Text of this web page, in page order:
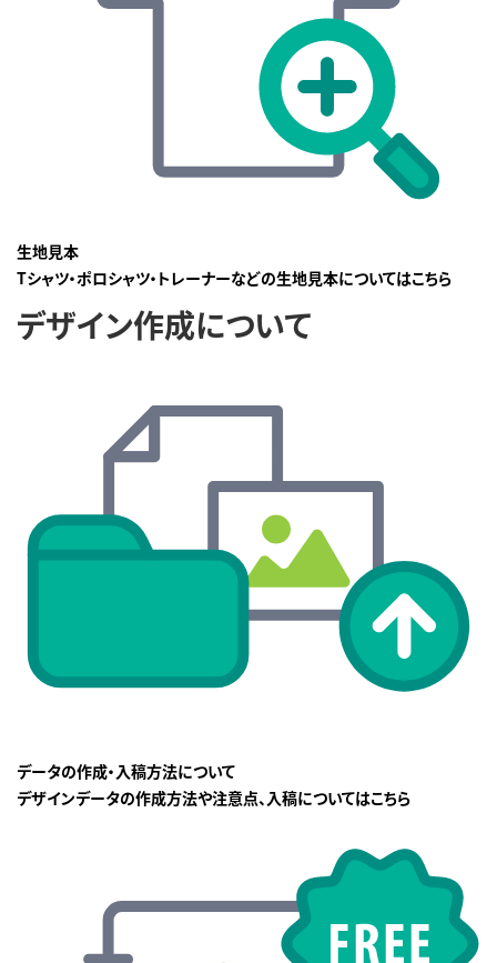
生地見本
Tシャツ・ポロシャツ・トレーナーなどの生地見本についてはこちら
デザイン作成について
データの作成・入稿方法について
デザインデータの作成方法や注意点、入稿についてはこちら